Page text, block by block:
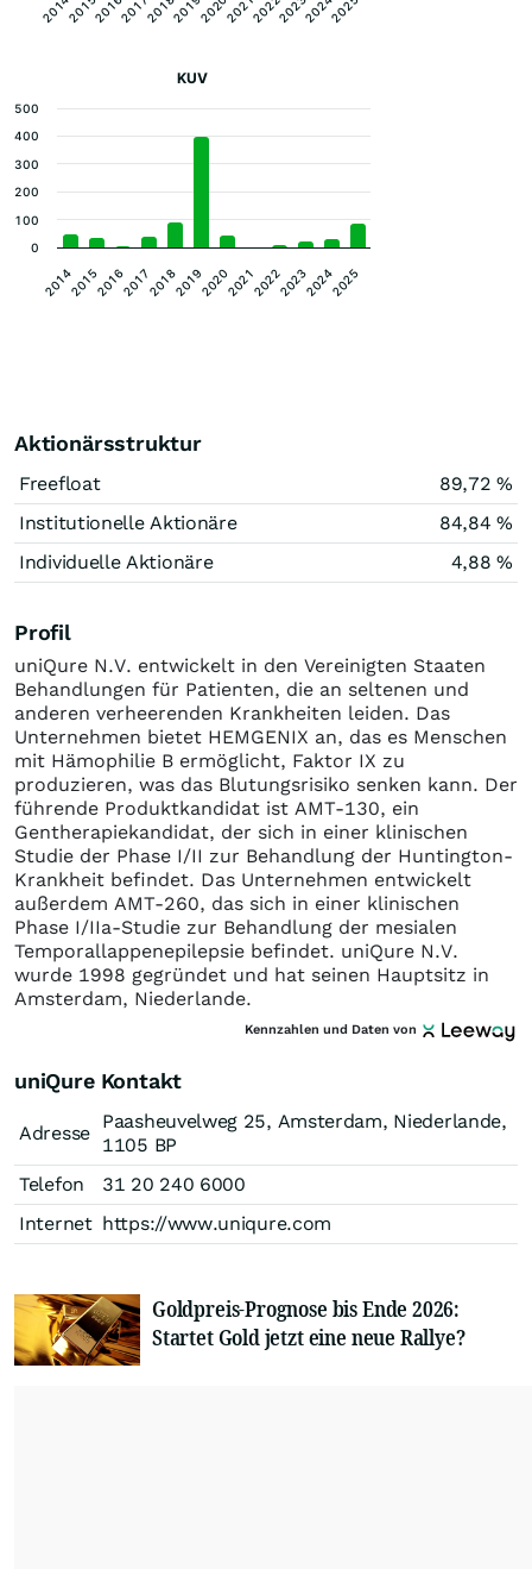
2014 2016 2018 2020 2022 2024
2015 2017 2019 2021 2023 2025
KUV
2014 2016 2018 2020 2022 2024
2015 2017 2019 2021 2023 2025
0
100
200
300
400
500
Aktionärsstruktur
Freefloat
89,72 %
Institutionelle Aktionäre
84,84 %
Individuelle Aktionäre
4,88 %
Profil
uniQure N.V. entwickelt in den Vereinigten Staaten
Behandlungen für Patienten, die an seltenen und
anderen verheerenden Krankheiten leiden. Das
Unternehmen bietet HEMGENIX an, das es Menschen
mit Hämophilie B ermöglicht, Faktor IX zu
produzieren, was das Blutungsrisiko senken kann. Der
führende Produktkandidat ist AMT-130, ein
Gentherapiekandidat, der sich in einer klinischen
Studie der Phase I/II zur Behandlung der Huntington-
Krankheit befindet. Das Unternehmen entwickelt
außerdem AMT-260, das sich in einer klinischen
Phase I/IIa-Studie zur Behandlung der mesialen
Temporallappenepilepsie befindet. uniQure N.V.
wurde 1998 gegründet und hat seinen Hauptsitz in
Amsterdam, Niederlande.
Kennzahlen und Daten von
uniQure Kontakt
Adresse
Paasheuvelweg 25, Amsterdam, Niederlande,
1105 BP
Telefon
31 20 240 6000
Internet https://www.uniqure.com
Goldpreis-Prognose bis Ende 2026:
Startet Gold jetzt eine neue Rallye?